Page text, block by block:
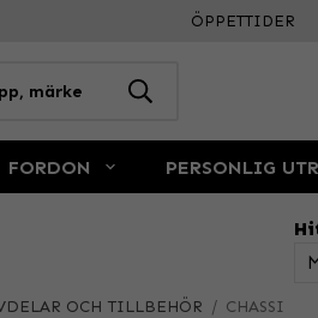
ÖPPETTIDER
FORDON PERSONLIG
OCH TILLBEHÖR / CHASSI